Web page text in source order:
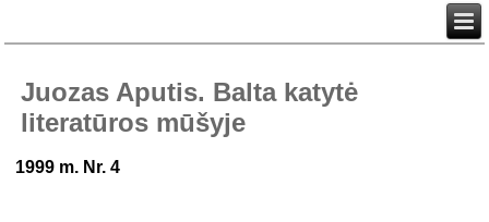
Juozas Aputis. Balta katytė
literatūros mūšyje
1999 m. Nr. 4